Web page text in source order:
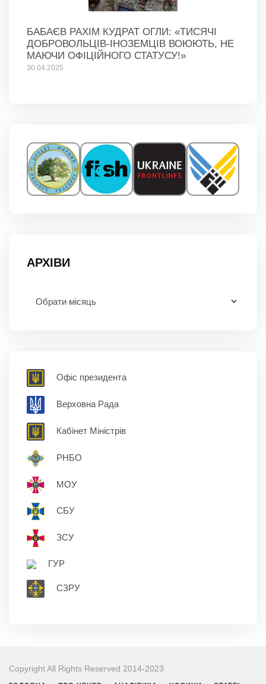
БАБАЄВ РАХІМ КУДРАТ ОГЛИ: «ТИСЯЧІ
ДОБРОВОЛЬЦІВ-ІНОЗЕМЦІВ ВОЮЮТЬ, НЕ
МАЮЧИ ОФІЦІЙНОГО СТАТУСУ!»
30.04.2025
АРХІВИ
Офіс президента
Верховна Рада
Кабінет Міністрів
РНБО
МОУ
СБУ
ЗСУ
ГУР
СЗРУ
Copyright All Rights Reserved 2014-2023